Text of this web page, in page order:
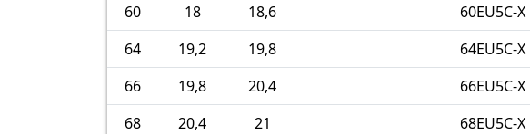
60
18 18,6 60EU5C-X
64
19,2 19,8 64EU5C-X
66
19,8 20,4 66EU5C-X
68
20,4 21 68EU5C-X